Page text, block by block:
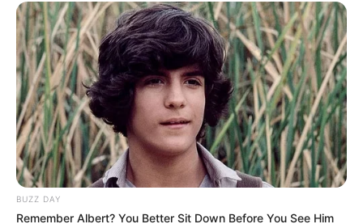
NT Επιμέλεια
Ανδρέας Παπαδάκης
Δημοσίευση
Πολιτική
BUZZ DAY
Remember Albert? You Better Sit Down Before You See Him